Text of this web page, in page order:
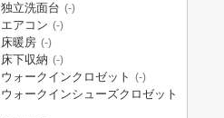
独立洗面台 (-)
エアコン (-)
床暖房 (-)
床下収納 (-)
ウォークインクロゼット (-)
ウォークインシューズクロゼット